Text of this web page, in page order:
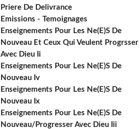
Priere De Delivrance
Emissions - Temoignages
Enseignements Pour Les Ne(E)S De
Nouveau Et Ceux Qui Veulent Progrsser
Avec Dieu Ii
Enseignements Pour Les Ne(E)S De
Nouveau Iv
Enseignements Pour Les Ne(E)S De
Nouveau Ix
Enseignements Pour Les Ne(E)S De
Nouveau/Progresser Avec Dieu Iii